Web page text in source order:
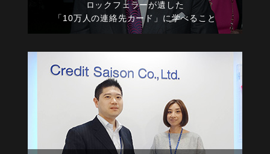
ロックフェラーが遺した
「10万人の連絡先カード」に学べること